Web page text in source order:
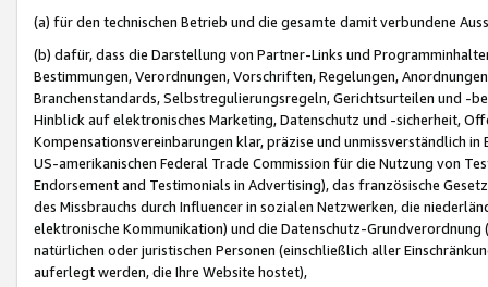
(a) für den technischen Betrieb und die gesamte damit verbundene
(b) dafür, dass die Darstellung von Partner-Links und
Bestimmungen, Verordnungen, Vorschriften, Regelungen,
Branchenstandards, Selbstregulierungsregeln, Gerichtsurteilen und -
Hinblick auf elektronisches Marketing, Datenschutz und -sicherheit,
Kompensationsvereinbarungen klar, präzise und unmissverständlich
US-amerikanischen Federal Trade Commission für die Nutzung von
Endorsement and Testimonials in Advertising), das französische
des Missbrauchs durch Influencer in sozialen Netzwerken, die
elektronische Kommunikation) und die Datenschutz-
natürlichen oder juristischen Personen (einschließlich aller
auferlegt werden, die Ihre Website hostet),